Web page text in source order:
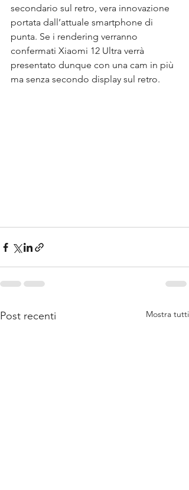
secondario sul retro, vera innovazione
portata dall’attuale smartphone di
punta. Se i rendering verranno
confermati Xiaomi 12 Ultra verrà
presentato dunque con una cam in più
ma senza secondo display sul retro.
Post recenti Mostra tutti